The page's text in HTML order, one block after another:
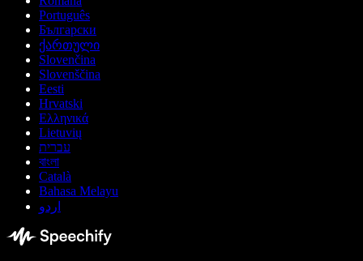
Português
Български
ქართული
Slovenčina
Slovenščina
Eesti
Hrvatski
Ελληνικά
Lietuvių
עברית
বাংলা
Català
Bahasa Melayu
اردو